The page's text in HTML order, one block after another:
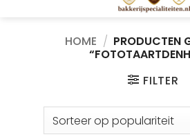
HOME / PRODUCTEN
FILTER